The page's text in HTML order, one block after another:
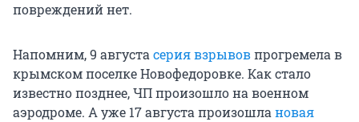
повреждений нет.
Напомним, 9 августасерия взрывовпрогремела в
крымском поселке Новофедоровке. Как стало
известно позднее, ЧП произошло на военном
аэродроме. А уже 17 августа произошлановая